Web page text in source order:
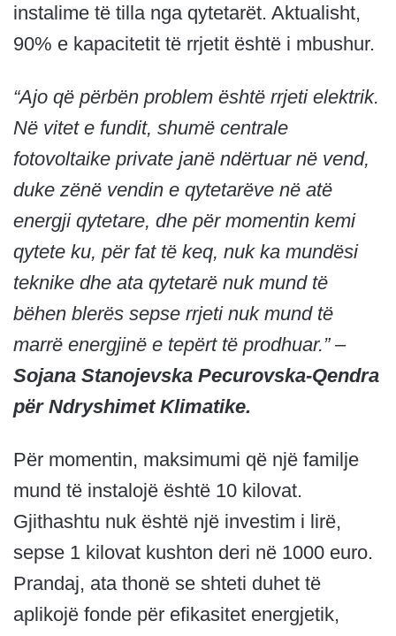
instalime të tilla nga qytetarët. Aktualisht,
90% e kapacitetit të rrjetit është i mbushur.
“Ajo që përbën problem është rrjeti elektrik.
Në vitet e fundit, shumë centrale
fotovoltaike private janë ndërtuar në vend,
duke zënë vendin e qytetarëve në atë
energji qytetare, dhe për momentin kemi
qytete ku, për fat të keq, nuk ka mundësi
teknike dhe ata qytetarë nuk mund të
bëhen blerës sepse rrjeti nuk mund të
marrë energjinë e tepërt të prodhuar.” –
Sojana Stanojevska Pecurovska-Qendra
për Ndryshimet Klimatike.
Për momentin, maksimumi që një familje
mund të instalojë është 10 kilovat.
Gjithashtu nuk është një investim i lirë,
sepse 1 kilovat kushton deri në 1000 euro.
Prandaj, ata thonë se shteti duhet të
aplikojë fonde për efikasitet energjetik,